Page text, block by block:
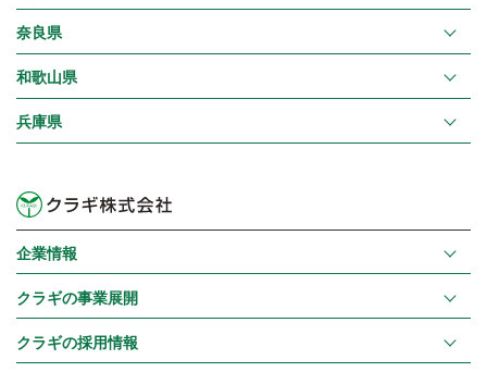
奈良県
和歌山県
兵庫県
企業情報
クラギの事業展開
クラギの採用情報